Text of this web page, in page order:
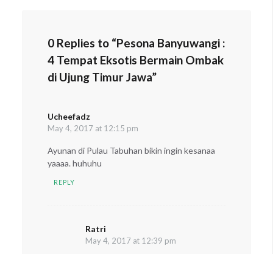
0 Replies to “Pesona Banyuwangi :
4 Tempat Eksotis Bermain Ombak
di Ujung Timur Jawa”
Ucheefadz
May 4, 2017 at 12:15 pm
Ayunan di Pulau Tabuhan bikin ingin kesanaa
yaaaa. huhuhu
REPLY
Ratri
May 4, 2017 at 12:39 pm